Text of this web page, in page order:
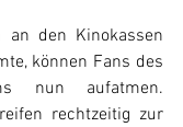
den Kinokassen
können Fans des
nun aufatmen.
rechtzeitig zur